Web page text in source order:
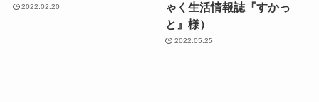
2022.02.20
ゃく生活情報誌『すかっ
と』様）
2022.05.25